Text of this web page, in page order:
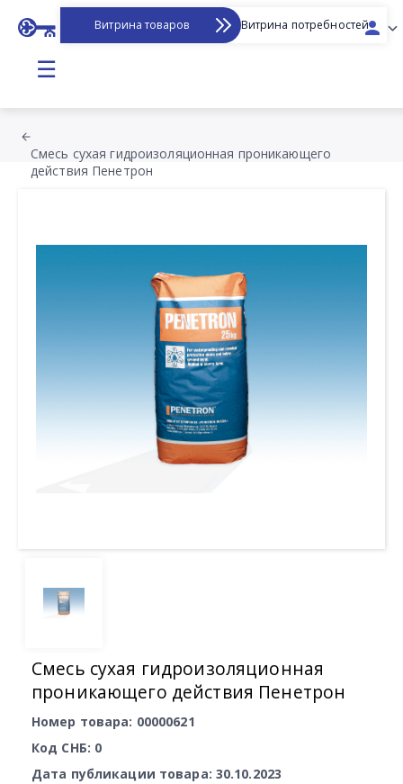
Витрина товаров Витрина потребностей
☰
Смесь сухая гидроизоляционная проникающего
действия Пенетрон
Смесь сухая гидроизоляционная
проникающего действия Пенетрон
Номер товара: 00000621
Код СНБ: 0
Дата публикации товара: 30.10.2023